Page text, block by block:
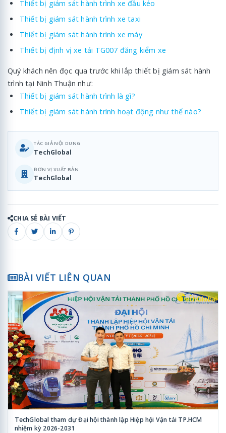
Thiết bị giám sát hành trình xe đầu kéo
Thiết bị giám sát hành trình xe taxi
Thiết bị giám sát hành trình xe máy
Thiết bị định vị xe tải TG007 đăng kiểm xe
Quý khách nên đọc qua trước khi lắp thiết bị giám sát hành
trình tại Ninh Thuận như:
Thiết bị giám sát hành trình là gì?
Thiết bị giám sát hành trình hoạt động như thế nào?
TÁC GIẢ NỘI DUNG
TechGlobal
ĐƠN VỊ XUẤT BẢN
TechGlobal
CHIA SẺ BÀI VIẾT
BÀI VIẾT LIÊN QUAN
TechGlobal tham dự Đại hội thành lập Hiệp hội Vận tải TP.HCM
nhiệm kỳ 2026-2031